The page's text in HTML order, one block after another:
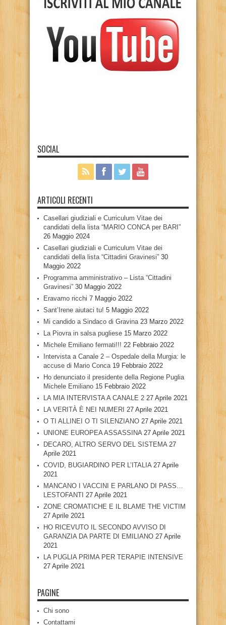
SOCIAL
ARTICOLI RECENTI
Casellari giudiziali e Curriculum Vitae dei
candidati della lista “MARIO CONCA per BARI”
26 Maggio 2024
Casellari giudiziali e Curriculum Vitae dei
candidati della lista “Cittadini Gravinesi” 30
Maggio 2022
Programma amministrativo – Lista “Cittadini
Gravinesi” 30 Maggio 2022
Eravamo ricchi 7 Maggio 2022
Sant’Irene aiutaci tu! 5 Maggio 2022
Mi candido a Sindaco di Gravina 23 Marzo 2022
La Piovra in salsa pugliese 15 Marzo 2022
Michele Emiliano fermati!!! 22 Febbraio 2022
Intervista a Canale 2 – Ospedale della Murgia: le
accuse di Mario Conca 19 Febbraio 2022
Ho denunciato il presidente della Regione Puglia
Michele Emiliano 15 Febbraio 2022
LA MIA INTERVISTA A CANALE 2 27 Aprile 2021
LA VERITÀ È NEI NUMERI 27 Aprile 2021
O TI ALLINEI O TI SILENZIANO 27 Aprile 2021
UNIONE EUROPEA ASSASSINA 27 Aprile 2021
DECARO, ALTRO SERVO DEL SISTEMA 27
Aprile 2021
COVID, BUGIARDINO PER L’ITALIA 27 Aprile
2021
MANCANO I VACCINI E PARLANO DI PASS…
LESTOFANTI 27 Aprile 2021
ZONE CROMATICHE E IL BLAME THE VICTIM
27 Aprile 2021
HO RICEVUTO IL SECONDO AVVISO DI
GARANZIA DA PARTE DI EMILIANO 27 Aprile
2021
LA PUGLIA PRIMA PER TERAPIE INTENSIVE
27 Aprile 2021
PAGINE
Chi sono
Contattami